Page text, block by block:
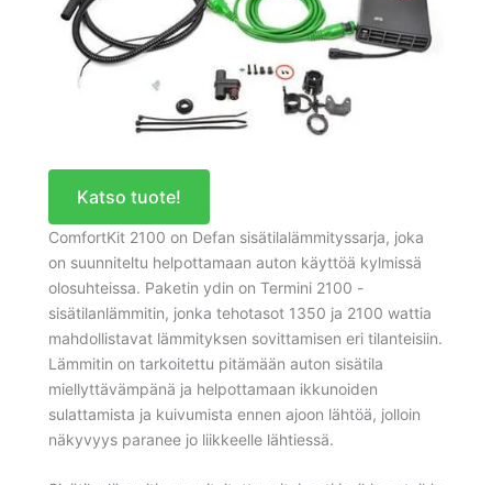
Katso tuote!
ComfortKit 2100 on Defan sisätilalämmityssarja, joka
on suunniteltu helpottamaan auton käyttöä kylmissä
olosuhteissa. Paketin ydin on Termini 2100 -
sisätilanlämmitin, jonka tehotasot 1350 ja 2100 wattia
mahdollistavat lämmityksen sovittamisen eri tilanteisiin.
Lämmitin on tarkoitettu pitämään auton sisätila
miellyttävämpänä ja helpottamaan ikkunoiden
sulattamista ja kuivumista ennen ajoon lähtöä, jolloin
näkyvyys paranee jo liikkeelle lähtiessä.